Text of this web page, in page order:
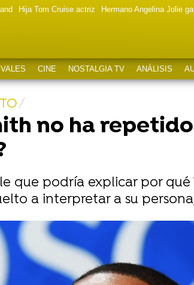
Hija Tom Cruise actriz Hermano Angelina Jolie
CINE NOSTALGIA TV ANÁLISIS
no ha
que podría explicar por
a interpretar a su